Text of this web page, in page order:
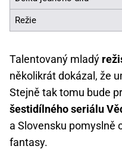
Režie
Talentovaný mladý
několikrát dokázal, že
Stejně tak tomu bude
šestidílného seriálu
a Slovensku pomyslně
fantasy.